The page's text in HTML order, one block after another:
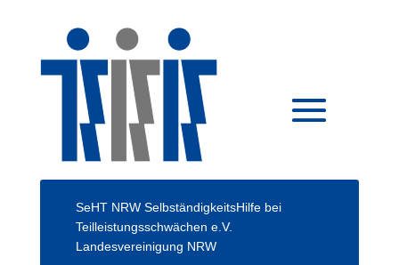
SeHT NRW SelbständigkeitsHilfe bei
Teilleistungsschwächen e.V.
Landesvereinigung NRW